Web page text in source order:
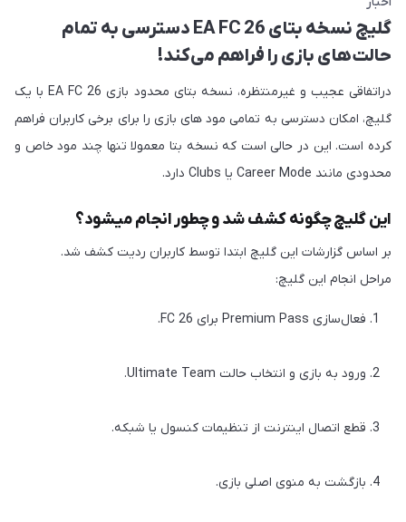
گلیچ نسخه بتای EA FC 26 دسترسی به تمام
حالت‌های بازی را فراهم می‌کند!
دراتفاقی عجیب و غیرمنتظره، نسخه بتای محدود بازی EA FC 26 با یک
گلیچ، امکان دسترسی به تمامی مود های بازی را برای برخی کاربران فراهم
کرده است. این در حالی است که نسخه بتا معمولا تنها چند مود خاص و
محدودی مانند Career Mode یا Clubs دارد.
این گلیچ چگونه کشف شد و چطور انجام میشود؟
بر اساس گزارشات این گلیچ ابتدا توسط کاربران ردیت کشف شد.
مراحل انجام این گلیچ:
فعال‌سازی Premium Pass برای FC 26.
ورود به بازی و انتخاب حالت Ultimate Team.
قطع اتصال اینترنت از تنظیمات کنسول یا شبکه.
بازگشت به منوی اصلی بازی.